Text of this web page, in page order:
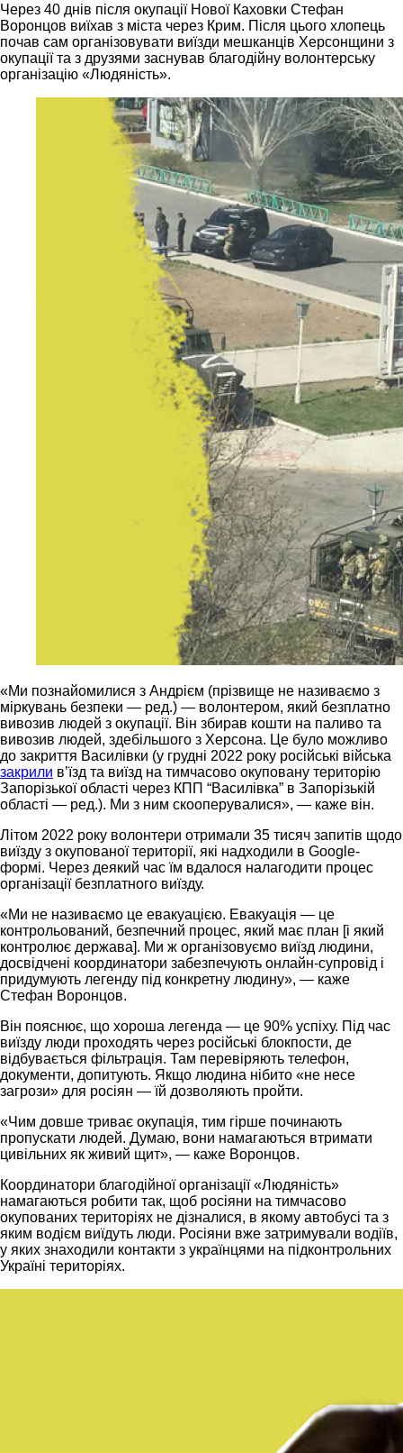
Через 40 днів після окупації Нової Каховки Стефан
Воронцов виїхав з міста через Крим. Після цього хлопець
почав сам організовувати виїзди мешканців Херсонщини з
окупації та з друзями заснував благодійну волонтерську
організацію «Людяність».
«Ми познайомилися з Андрієм (прізвище не називаємо з
міркувань безпеки — ред.) — волонтером, який безплатно
вивозив людей з окупації. Він збирав кошти на паливо та
вивозив людей, здебільшого з Херсона. Це було можливо
до закриття Василівки (у грудні 2022 року російські війська
закрили в’їзд та виїзд на тимчасово окуповану територію
Запорізької області через КПП “Василівка” в Запорізькій
області — ред.). Ми з ним скооперувалися», — каже він.
Літом 2022 року волонтери отримали 35 тисяч запитів щодо
виїзду з окупованої території, які надходили в Google-
формі. Через деякий час їм вдалося налагодити процес
організації безплатного виїзду.
«Ми не називаємо це евакуацією. Евакуація — це
контрольований, безпечний процес, який має план [і який
контролює держава]. Ми ж організовуємо виїзд людини,
досвідчені координатори забезпечують онлайн-супровід і
придумують легенду під конкретну людину», — каже
Стефан Воронцов.
Він пояснює, що хороша легенда — це 90% успіху. Під час
виїзду люди проходять через російські блокпости, де
відбувається фільтрація. Там перевіряють телефон,
документи, допитують. Якщо людина нібито «не несе
загрози» для росіян — їй дозволяють пройти.
«Чим довше триває окупація, тим гірше починають
пропускати людей. Думаю, вони намагаються втримати
цивільних як живий щит», — каже Воронцов.
Координатори благодійної організації «Людяність»
намагаються робити так, щоб росіяни на тимчасово
окупованих територіях не дізналися, в якому автобусі та з
яким водієм виїдуть люди. Росіяни вже затримували водіїв,
у яких знаходили контакти з українцями на підконтрольних
Україні територіях.